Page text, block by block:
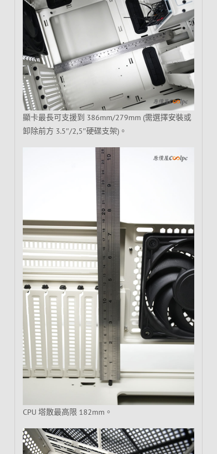
顯卡最長可支援到 386mm/279mm (需選擇安裝或
卸除前方 3.5″/2,5″硬碟支架)。
CPU 塔散最高限 182mm。